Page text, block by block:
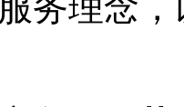
务理念